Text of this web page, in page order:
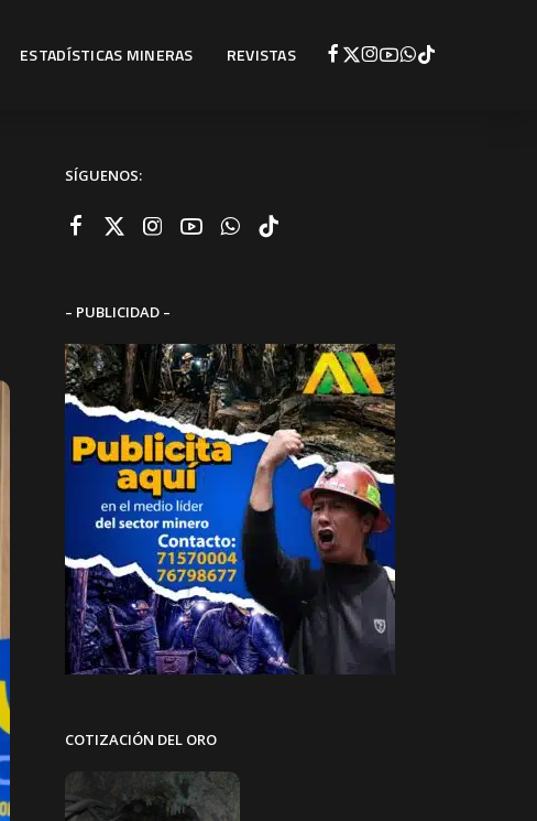
ESTADÍSTICAS MINERAS REVISTAS
SÍGUENOS:
– PUBLICIDAD –
COTIZACIÓN DEL ORO